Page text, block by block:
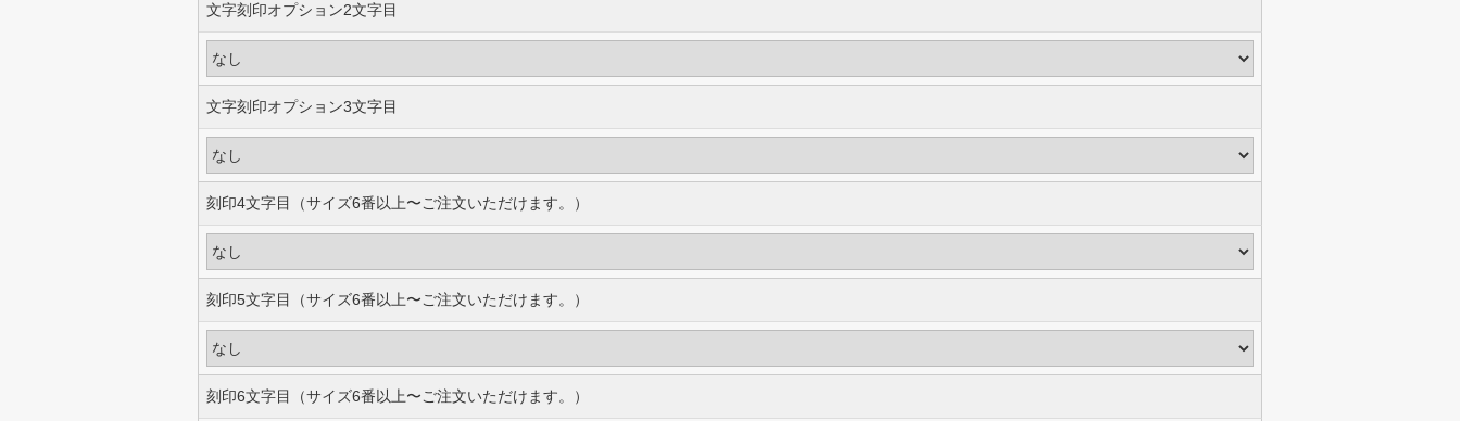
文字刻印オプション2文字目
文字刻印オプション3文字目
刻印4文字目（サイズ6番以上〜ご注文いただけます。）
刻印5文字目（サイズ6番以上〜ご注文いただけます。）
刻印6文字目（サイズ6番以上〜ご注文いただけます。）